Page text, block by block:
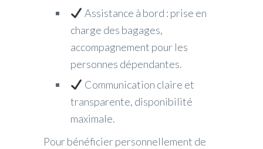
Assistance à bord : prise en
charge des bagages,
accompagnement pour les
personnes dépendantes.
Communication claire et
transparente, disponibilité
maximale.
Pour bénéficier personnellement de